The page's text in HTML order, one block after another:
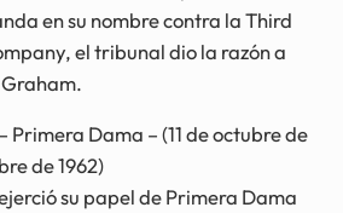
en su nombre contra la Third
el tribunal dio la razón a
Primera Dama – (11 de octubre de
de 1962)
su papel de Primera Dama